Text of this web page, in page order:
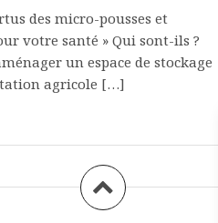
des micro-pousses et
votre santé » Qui sont-ils ?
un espace de stockage
agricole […]